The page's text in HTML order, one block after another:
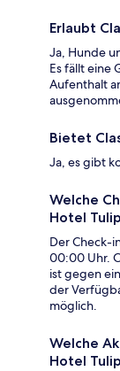
Erlaubt
Ja, Hunde
Es fällt eine
Aufenthalt
Bietet
Ja, es gibt
Welche
Hotel
Der Check-
00:00 Uhr.
ist gegen
der
möglich.
Welche
Hotel